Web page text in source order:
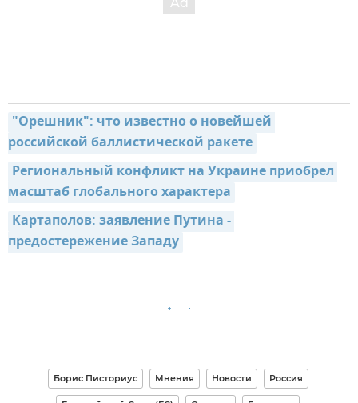
"Орешник": что известно о новейшей
российской баллистической ракете
Региональный конфликт на Украине приобрел
масштаб глобального характера
Картаполов: заявление Путина -
предостережение Западу
Борис Писториус Мнения Новости Россия